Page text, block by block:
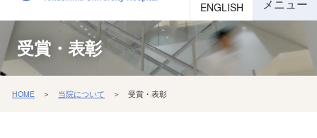
ご寄付
ENGLISH 検索
院内職員向け
文字・背景
受賞・表彰
HOME ＞ 当院について ＞ 受賞・表彰